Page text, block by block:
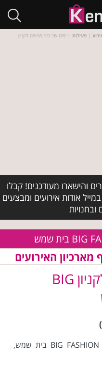
| פעילות
והישארו מעודכנים! קבלו
אודות אירועים ומבצעים
ובחנויות
האירועים
ימים של כיף מגיעים לקניון BIG
בואו ליהנות משלל מופעים בקניון BIG FASHION בית שמש,